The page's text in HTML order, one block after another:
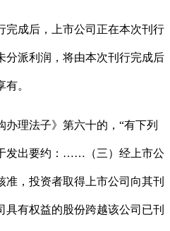
成后，上市公司正在本次刊行
分派利润，将由本次刊行完成后
。
理法子》第六十的，“有下列
发出要约：……（三）经上市公
，投资者取得上市公司向其刊
有权益的股份跨越该公司已刊